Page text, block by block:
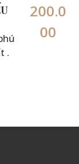
.
200.0
00